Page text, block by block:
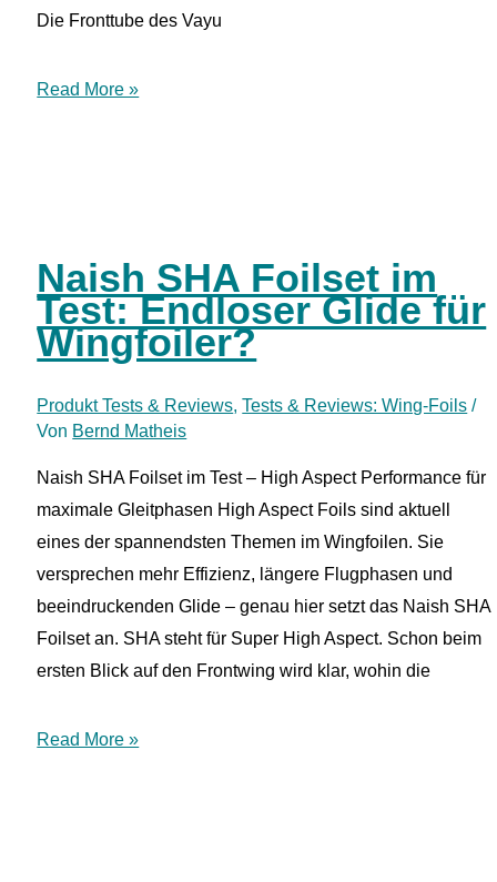
Die Fronttube des Vayu
Test:
mit
Wellen-
Affinität
Read More »
Naish SHA Foilset im
Test: Endloser Glide für
Wingfoiler?
Produkt Tests & Reviews,Tests & Reviews: Wing-Foils /
Von Bernd Matheis
Naish SHA Foilset im Test – High Aspect Performance für
maximale Gleitphasen High Aspect Foils sind aktuell
eines der spannendsten Themen im Wingfoilen. Sie
versprechen mehr Effizienz, längere Flugphasen und
beeindruckenden Glide – genau hier setzt das Naish SHA
Foilset an. SHA steht für Super High Aspect. Schon beim
ersten Blick auf den Frontwing wird klar, wohin die
Naish
Read More »